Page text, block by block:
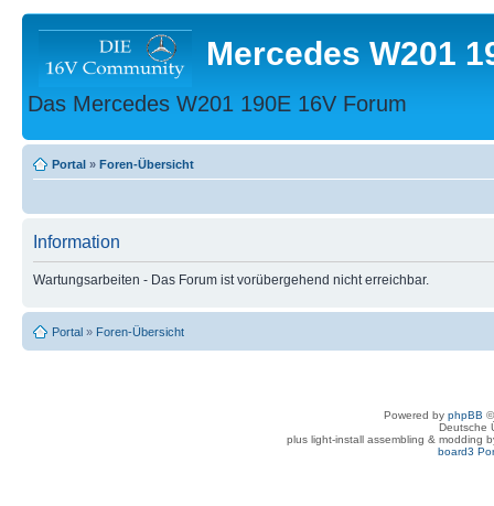
Mercedes W201
Das Mercedes W201 190E 16V Forum
Portal » Foren-Übersicht
Information
Wartungsarbeiten - Das Forum ist vorübergehend nicht erreichbar.
Portal » Foren-Übersicht
Powered by phpBB
Deutsche
plus light-install assembling & modding
board3